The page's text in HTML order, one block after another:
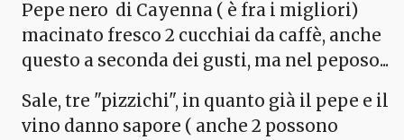
Pepe nero di Cayenna ( è fra i migliori)
macinato fresco 2 cucchiai da caffè, anche
questo a seconda dei gusti, ma nel peposo...
Sale, tre "pizzichi", in quanto già il pepe e il
vino danno sapore ( anche 2 possono